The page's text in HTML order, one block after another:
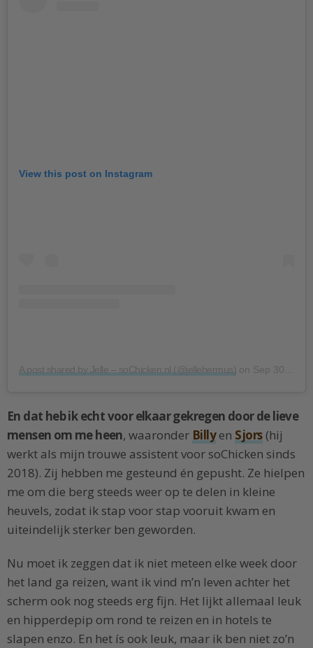
View this post on Instagram
A post shared by Jelle – soChicken.nl (@jellehermus) on Sep 30, 2018 at 4:04am PDT
En dat heb ik echt voor elkaar gekregen door de lieve
mensen om me heen, waaronder Billyen Sjors(hij
werkt als mijn trouwe assistent voor soChicken sinds
2018). Zij hebben me gesteund én gepusht. Ze hielpen
me om die berg steeds weer op te delen in kleine
heuvels, zodat ik stap voor stap vooruit kwam en
uiteindelijk sterker ben geworden.
Nu moet ik zeggen dat ik niet meteen elke week door
het land ga reizen, want ik vind m’n leven achter het
scherm ook nog steeds erg fijn. Het lijkt allemaal leuk
en hipperdepip om rond te reizen en in hotels te
slapen enzo. En het ís ook leuk, maar ik ben niet zo’n